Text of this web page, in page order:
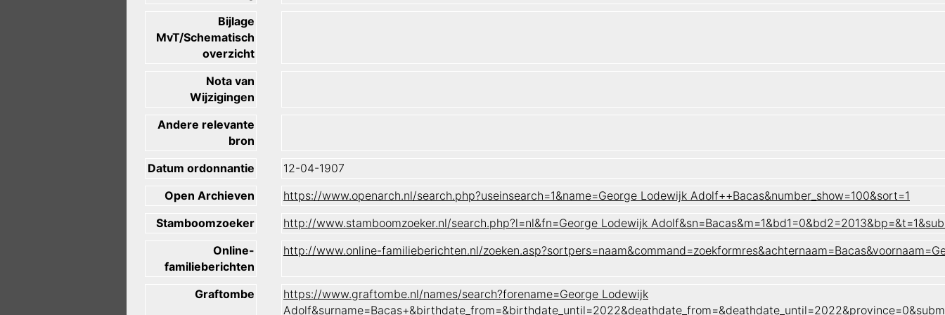
Bijlage
MvT/Schematisch
overzicht
Nota van
Wijzigingen
Andere relevante
bron
Datum ordonnantie
12-04-1907
Open Archieven
https://www.openarch.nl/search.php?useinsearch=1&name=George Lodewijk Adolf++Bacas&number_show=100&sort=1
Stamboomzoeker
http://www.stamboomzoeker.nl/search.php?l=nl&fn=George Lodewijk
Online-
familieberichten
http://www.online-familieberichten.nl/
Graftombe
https://www.graftombe.nl/names/search?forename=George Lodewijk